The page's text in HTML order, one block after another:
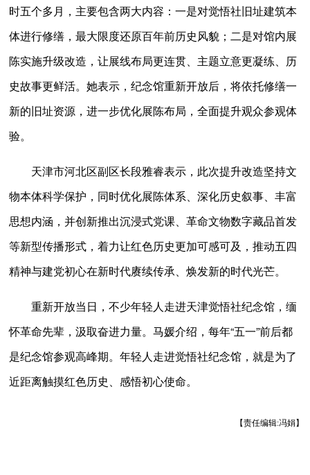
时五个多月，主要包含两大内容：一是对觉悟社旧址建筑本
体进行修缮，最大限度还原百年前历史风貌；二是对馆内展
陈实施升级改造，让展线布局更连贯、主题立意更凝练、历
史故事更鲜活。她表示，纪念馆重新开放后，将依托修缮一
新的旧址资源，进一步优化展陈布局，全面提升观众参观体
验。
天津市河北区副区长段雅睿表示，此次提升改造坚持文
物本体科学保护，同时优化展陈体系、深化历史叙事、丰富
思想内涵，并创新推出沉浸式党课、革命文物数字藏品首发
等新型传播形式，着力让红色历史更加可感可及，推动五四
精神与建党初心在新时代赓续传承、焕发新的时代光芒。
重新开放当日，不少年轻人走进天津觉悟社纪念馆，缅
怀革命先辈，汲取奋进力量。马媛介绍，每年“五一”前后都
是纪念馆参观高峰期。年轻人走进觉悟社纪念馆，就是为了
近距离触摸红色历史、感悟初心使命。
【责任编辑:冯娟】